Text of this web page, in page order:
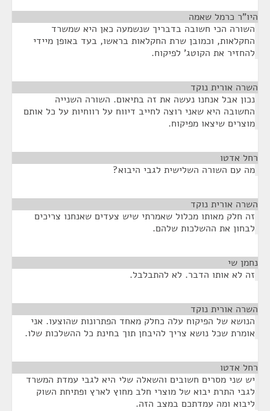
היו"ר כרמל שאמה
השורה הכי חשובה בדבריך שנשמעה כאן היא שמשרד
החקלאות, וכמובן שרת החקלאות בראשו, בעד באופן מיידי
להחזיר את הקוטג' לפיקוח.
השרה אורית נוקד
נכון אבל אנחנו נעשה את זה בתיאום. השורה השנייה
החשובה היא שאני רוצה לחייב דיווח על רווחיות על כל אותם
מוצרים שיצאו מפיקוח.
רחל אדטו
מה עם השורה השלישית לגבי היבוא?
השרה אורית נוקד
זה חלק מאותו מכלול שאמרתי שיש צעדים שאנחנו צריכים
לבחון את ההשלכות שלהם.
נחמן שי
זה לא אותו הדבר. לא להתבלבל.
השרה אורית נוקד
הנושא של הפיקוח עלה כחלק מאחד הפתרונות שהוצעו. אני
אומרת שכל נושא צריך להיבחן תוך בחינת כל ההשלכות שלו.
רחל אדטו
יש שני מסרים חשובים והשאלה שלי היא לגבי עמדת המשרד
לגבי התרת יבוא של מוצרי חלב מחוץ לארץ ופתיחת השוק
ליבוא ומה עמדתכם במצב הזה.